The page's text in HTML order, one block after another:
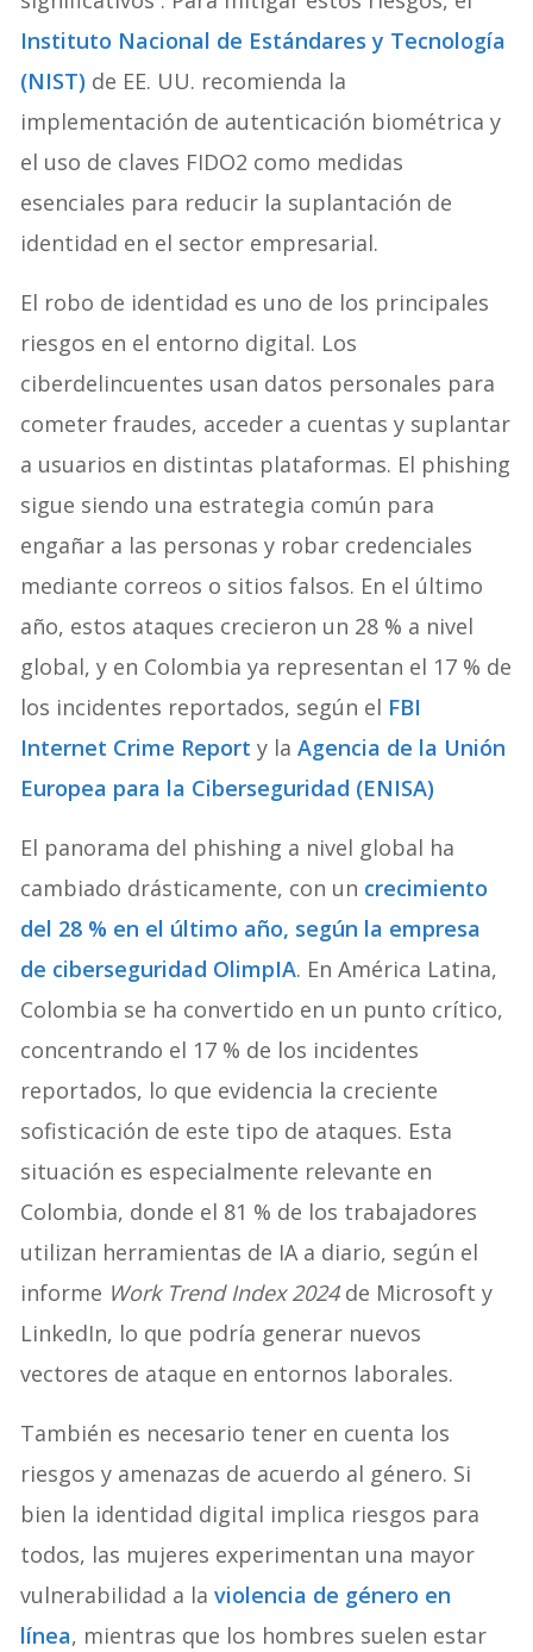
Instituto Nacional de Estándares y Tecnología
(NIST) de EE. UU. recomienda la
implementación de autenticación biométrica y
el uso de claves FIDO2 como medidas
esenciales para reducir la suplantación de
identidad en el sector empresarial.
El robo de identidad es uno de los principales
riesgos en el entorno digital. Los
ciberdelincuentes usan datos personales para
cometer fraudes, acceder a cuentas y suplantar
a usuarios en distintas plataformas. El phishing
sigue siendo una estrategia común para
engañar a las personas y robar credenciales
mediante correos o sitios falsos. En el último
año, estos ataques crecieron un 28 % a nivel
global, y en Colombia ya representan el 17 % de
los incidentes reportados, según el FBI
Internet Crime Report y laAgencia de la Unión
Europea para la Ciberseguridad (ENISA)
El panorama del phishing a nivel global ha
cambiado drásticamente, con un crecimiento
del 28 % en el último año, según la empresa
de ciberseguridad OlimpIA. En América Latina,
Colombia se ha convertido en un punto crítico,
concentrando el 17 % de los incidentes
reportados, lo que evidencia la creciente
sofisticación de este tipo de ataques. Esta
situación es especialmente relevante en
Colombia, donde el 81 % de los trabajadores
utilizan herramientas de IA a diario, según el
informe Work Trend Index 2024de Microsoft y
LinkedIn, lo que podría generar nuevos
vectores de ataque en entornos laborales.
También es necesario tener en cuenta los
riesgos y amenazas de acuerdo al género. Si
bien la identidad digital implica riesgos para
todos, las mujeres experimentan una mayor
vulnerabilidad a laviolencia de género en
línea, mientras que los hombres suelen estar